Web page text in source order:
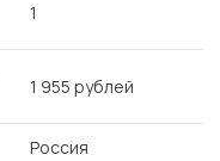
1
1 955 рублей
Россия